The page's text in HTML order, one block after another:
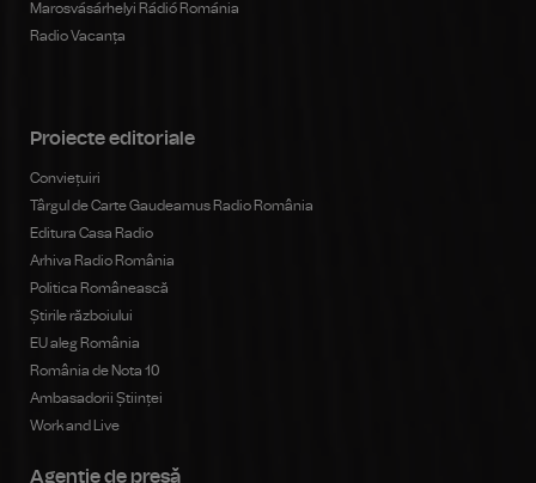
Marosvásárhelyi Rádió Románia
Radio Vacanța
Proiecte editoriale
Conviețuiri
Târgul de Carte Gaudeamus Radio România
Editura Casa Radio
Arhiva Radio România
Politica Românească
Știrile războiului
EU aleg România
România de Nota 10
Ambasadorii Științei
Work and Live
Agenţie de presă